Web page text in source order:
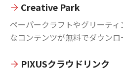
Creative Park
ペーパークラフトやグリーテ
なコンテンツが無料でダウンロ
PIXUSクラウドリンク